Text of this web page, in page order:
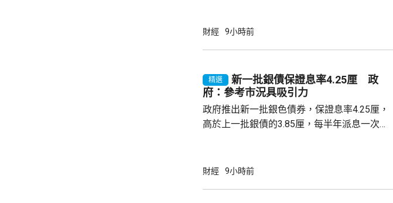
帶動股市和債市波動，令風險較低及收益穩定
引。他指，近年銀色債券的認購反應熱烈，每
年超過30萬人參與，預料今次認購人數會更
多，建議市民可考慮購買20...
財經 9小時前
精選
新一批銀債保證息率4.25厘 政
府：參考市況具吸引力
政府推出新一批銀色債券，保證息率4.25厘，
高於上一批銀債的3.85厘，每半年派息一次。
100手債券；持有有效香港身份證、1967年或
財經 9小時前